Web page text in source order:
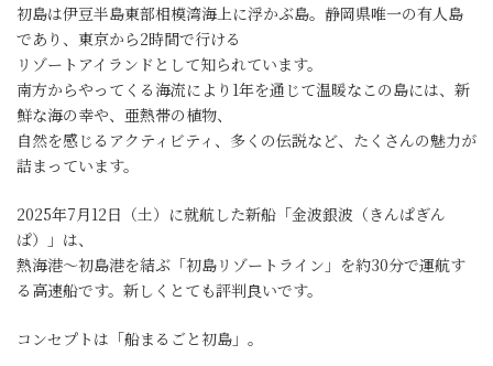
初島は伊豆半島東部相模湾海上に浮かぶ島。静岡県唯一の有人島
であり、東京から2時間で行ける
リゾートアイランドとして知られています。
南方からやってくる海流により1年を通じて温暖なこの島には、新
鮮な海の幸や、亜熱帯の植物、
自然を感じるアクティビティ、多くの伝説など、たくさんの魅力が
詰まっています。
2025年7月12日（土）に就航した新船「金波銀波（きんぱぎん
ぱ）」は、
熱海港～初島港を結ぶ「初島リゾートライン」を約30分で運航す
る高速船です。新しくとても評判良いです。
コンセプトは「船まるごと初島」。